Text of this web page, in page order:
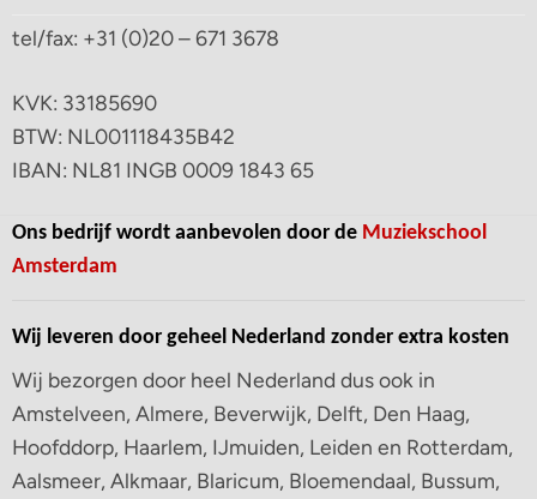
tel/fax: +31 (0)20 – 671 3678
KVK: 33185690
BTW: NL001118435B42
IBAN: NL81 INGB 0009 1843 65
Ons bedrijf wordt aanbevolen door de Muziekschool
Amsterdam
Wij leveren door geheel Nederland zonder extra kosten
Wij bezorgen door heel Nederland dus ook in
Amstelveen, Almere, Beverwijk, Delft, Den Haag,
Hoofddorp, Haarlem, IJmuiden, Leiden en Rotterdam,
Aalsmeer, Alkmaar, Blaricum, Bloemendaal, Bussum,